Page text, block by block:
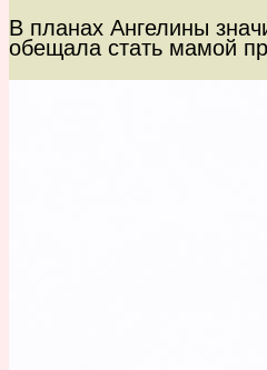
В планах Ангелины
обещала стать мамой